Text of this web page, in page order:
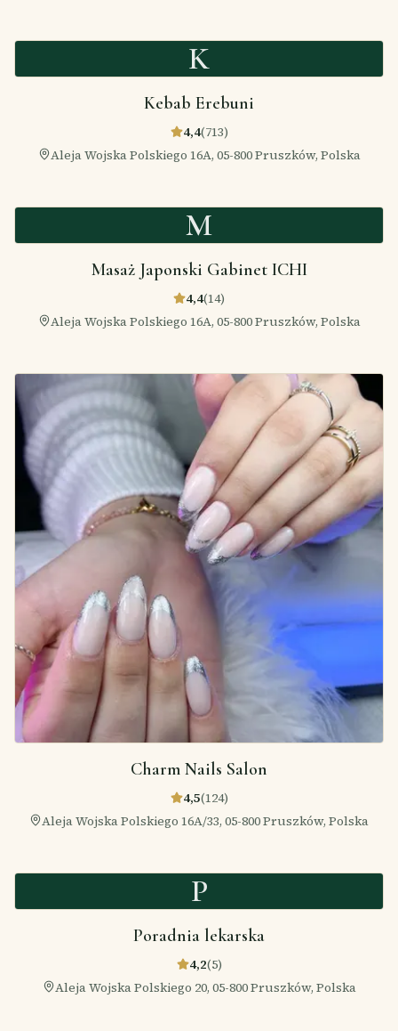
K
Kebab Erebuni
4,4(713)
Aleja Wojska Polskiego 16A, 05-800 Pruszków, Polska
M
Masaż Japonski Gabinet ICHI
4,4(14)
Aleja Wojska Polskiego 16A, 05-800 Pruszków, Polska
Charm Nails Salon
4,5(124)
Aleja Wojska Polskiego 16A/33, 05-800 Pruszków, Polska
P
Poradnia lekarska
4,2(5)
Aleja Wojska Polskiego 20, 05-800 Pruszków, Polska